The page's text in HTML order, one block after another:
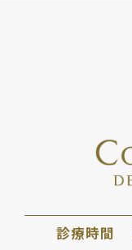
診療時間